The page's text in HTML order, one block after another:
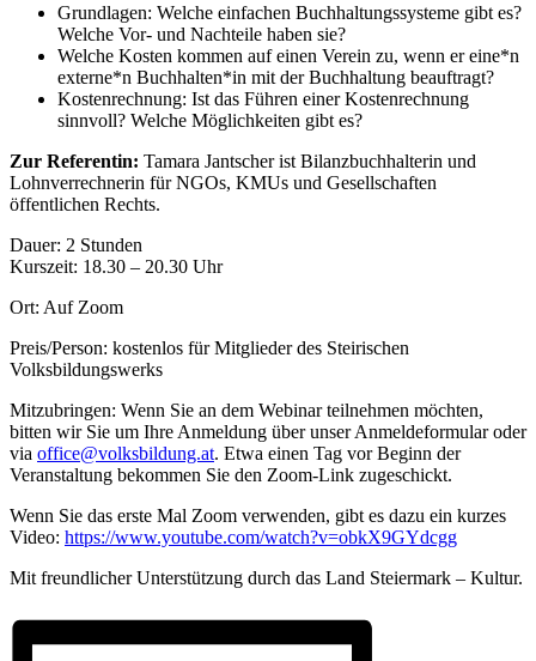
Grundlagen: Welche einfachen Buchhaltungssysteme gibt es?
Welche Vor- und Nachteile haben sie?
Welche Kosten kommen auf einen Verein zu, wenn er eine*n
externe*n Buchhalten*in mit der Buchhaltung beauftragt?
Kostenrechnung: Ist das Führen einer Kostenrechnung
sinnvoll? Welche Möglichkeiten gibt es?
Zur Referentin: Tamara Jantscher ist Bilanzbuchhalterin und
Lohnverrechnerin für NGOs, KMUs und Gesellschaften
öffentlichen Rechts.
Dauer: 2 Stunden
Kurszeit: 18.30 – 20.30 Uhr
Ort: Auf Zoom
Preis/Person: kostenlos für Mitglieder des Steirischen
Volksbildungswerks
Mitzubringen: Wenn Sie an dem Webinar teilnehmen möchten,
bitten wir Sie um Ihre Anmeldung über unser Anmeldeformular oder
via office@volksbildung.at. Etwa einen Tag vor Beginn der
Veranstaltung bekommen Sie den Zoom-Link zugeschickt.
Wenn Sie das erste Mal Zoom verwenden, gibt es dazu ein kurzes
Video: https://www.youtube.com/watch?v=obkX9GYdcgg
Mit freundlicher Unterstützung durch das Land Steiermark – Kultur.